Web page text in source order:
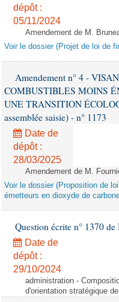
dépôt :
05/11/2024
Amendement de M.
Voir le dossier (Projet de loi de
Amendement n° 4 -
COMBUSTIBLES MOINS
UNE TRANSITION
assemblée saisie) - n° 1173
Date de
dépôt :
28/03/2025
Amendement de M.
Voir le dossier (Proposition de
émetteurs en dioxyde de
Question écrite n° 1370
Date de
dépôt :
29/10/2024
administration -
d'orientation stratégique